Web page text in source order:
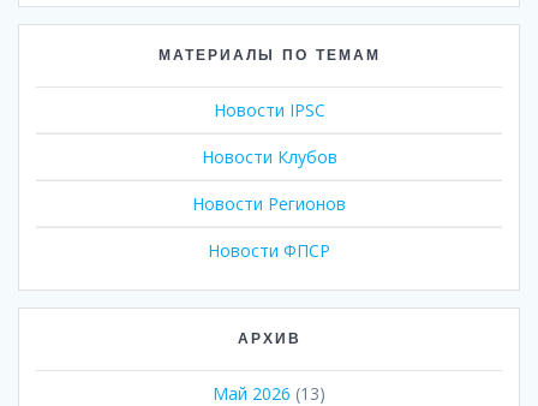
МАТЕРИАЛЫ ПО ТЕМАМ
Новости IPSC
Новости Клубов
Новости Регионов
Новости ФПСР
АРХИВ
Май 2026 (13)